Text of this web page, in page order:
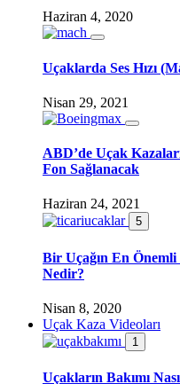
Haziran 4, 2020
Uçaklarda Ses Hızı
Nisan 29, 2021
ABD’de Uçak
Fon Sağlanacak
Haziran 24, 2021
5
Bir Uçağın En
Nedir?
Nisan 8, 2020
Uçak Kaza Videoları
1
Uçakların Bakımı